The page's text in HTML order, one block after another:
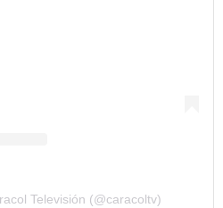
Televisión (@caracoltv)